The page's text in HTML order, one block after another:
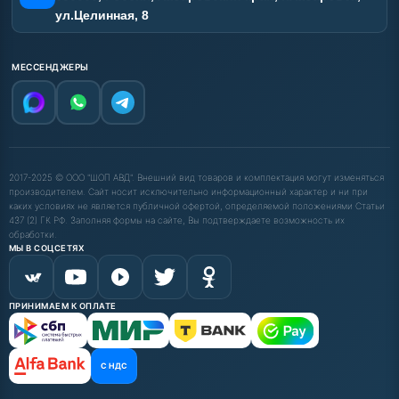
ул.Целинная, 8
МЕССЕНДЖЕРЫ
2017-2025 © ООО "ШОП АВД". Внешний вид товаров и комплектация могут изменяться
производителем. Сайт носит исключительно информационный характер и ни при
каких условиях не является публичной офертой, определяемой положениями Статьи
437 (2) ГК РФ. Заполняя формы на сайте, Вы подтверждаете возможность их
обработки.
МЫ В СОЦСЕТЯХ
ПРИНИМАЕМ К ОПЛАТЕ
С НДС